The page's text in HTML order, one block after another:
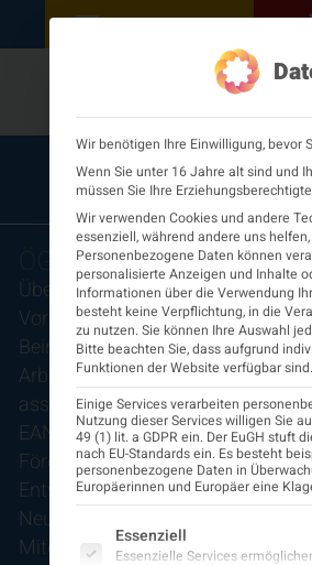
NEUROLOGISCH
Über uns
Vorstand
Beirat
Arbeitsgemeinschaften
assoziierte Gesellschaften
EAN
Fördermitglieder
Entwicklung der Neurologoie
Neurologiereport
Mitgliedschaft
Wir benötigen Ihre Einwilligung, bevor
Wenn Sie unter 16 Jahre alt sind und
müssen Sie Ihre
Wir verwenden Cookies und andere
essenziell, während andere uns
Personenbezogene Daten können
personalisierte Anzeigen und Inhalte
Informationen über die Verwendung
besteht keine Verpflichtung, in die
zu nutzen.Sie können Ihre Auswahl
Bitte beachten Sie, dass aufgrund
Funktionen der Website verfügbar sind.
Einige Services verarbeiten
Nutzung dieser Services willigen Sie
49 (1) lit. a GDPR ein. Der EuGH stuft
nach EU-Standards ein. Es besteht
personenbezogene Daten in
Europäerinnen und Europäer eine
Es folgt eine Liste der
Essenziell
Essenzielle Services